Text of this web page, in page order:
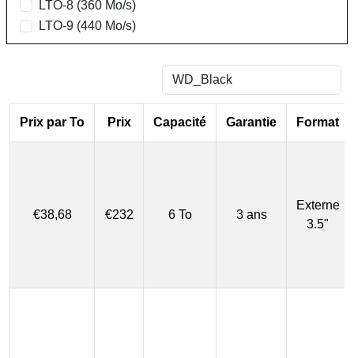
LTO-8 (360 Mo/s)
LTO-9 (440 Mo/s)
Prix par To Prix Capacité Garantie Format
€38,68 €232 6 To 3 ans
Externe
3.5"